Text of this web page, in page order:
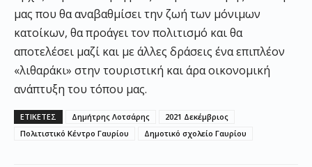
μας που θα αναβαθμίσει την ζωή των μόνιμων
κατοίκων, θα προάγει τον πολιτισμό και θα
αποτελέσει μαζί και με άλλες δράσεις ένα επιπλέον
«λιθαράκι» στην τουριστική και άρα οικονομική
ανάπτυξη του τόπου μας.
ΕΤΙΚΕΤΕΣ Δημήτρης Λοτσάρης
2021 Δεκέμβριος
Πολιτιστικό Κέντρο Γαυρίου
Δημοτικό σχολείο Γαυρίου